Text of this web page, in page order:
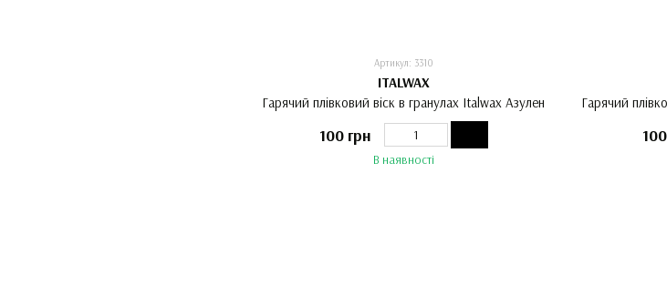
Артикул: 3310
ITALWAX
Гарячий плівковий віск в гранулах Italwax Азулен
100 грн
В наявності
Гарячий